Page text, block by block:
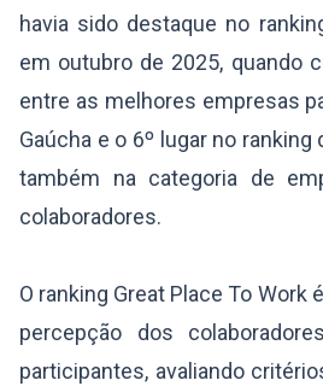
havia sido destaque no
em outubro de 2025, quando
entre as melhores empresas
Gaúcha e o 6º lugar no ranking
também na categoria de
colaboradores.
O ranking Great Place To Work
percepção dos
participantes, avaliando